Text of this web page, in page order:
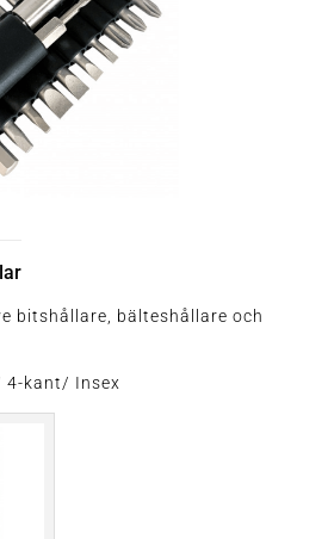
bitshållare, bälteshållare och
4-kant/ Insex